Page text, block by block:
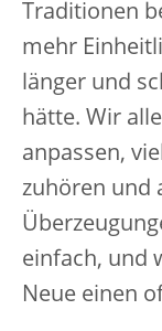
Traditionen
mehr
länger und
hätte. Wir
anpassen,
zuhören und
einfach, und
Neue einen